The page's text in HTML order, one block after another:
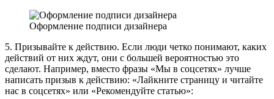
Оформление подписи дизайнера
5. Призывайте к действию. Если люди четко понимают, каких
действий от них ждут, они с большей вероятностью это
сделают. Например, вместо фразы «Мы в соцсетях» лучше
написать призыв к действию: «Лайкните страницу и читайте
нас в соцсетях» или «Рекомендуйте статью»: